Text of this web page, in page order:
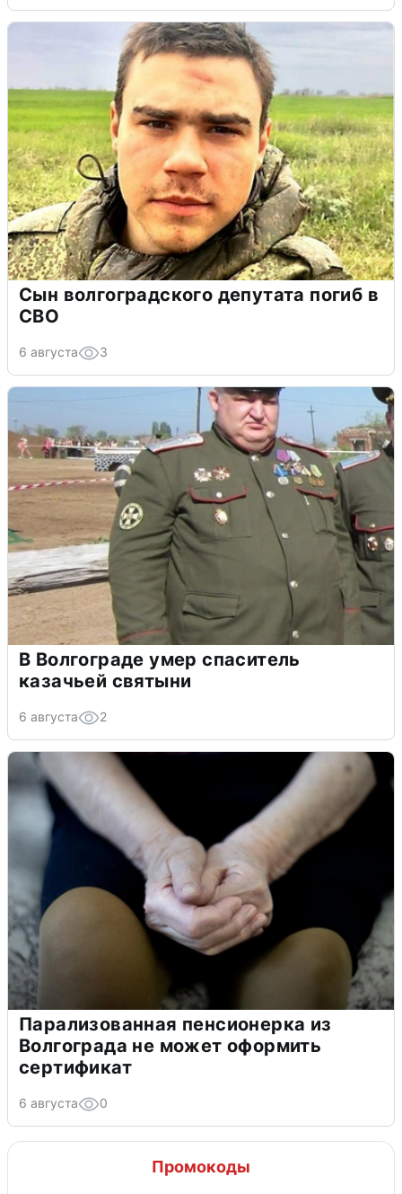
Сын волгоградского депутата погиб в
СВО
6 августа 3
В Волгограде умер спаситель
казачьей святыни
6 августа 2
Парализованная пенсионерка из
Волгограда не может оформить
сертификат
6 августа 0
Промокоды